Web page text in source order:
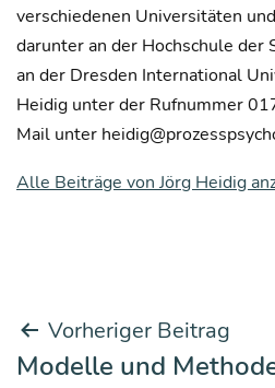
verschiedenen Universitäten
darunter an der Hochschule der
an der Dresden International
Heidig unter der Rufnummer
Mail unter
Alle Beiträge von Jörg Heidig
Beitrags-
Navigation
Vorheriger Beitrag
Modelle und